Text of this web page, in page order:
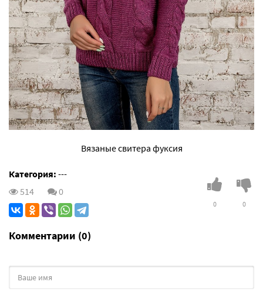
Вязаные свитера фуксия
Категория: ---
514
0
0 0
Комментарии (0)